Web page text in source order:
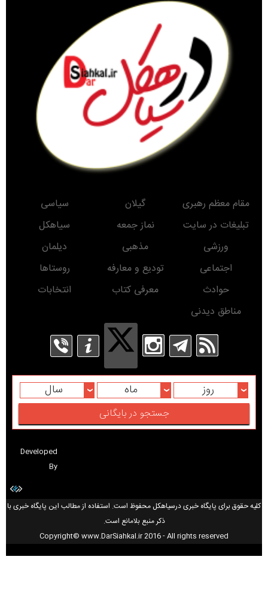
مقام معظم رهبری گیلان
سیاسی
تبلیغات در سایت
نماز جمعه
سیاهکل
ورزشی
مذهبی
دیلمان
اجتماعی
تودیع و معارفه
روستاها
حوادث
معرفی کتاب
انتخابات
مناطق دیدنی
روز ماه سال
Developed
By
کلیه حقوق برای پایگاه خبری درسیاهکل محفوظ است. استفاده از مطالب این پایگاه خبری با
ذکر منبع بلامانع است.
Copyright© www.DarSiahkal.ir 2016 - All rights reserved